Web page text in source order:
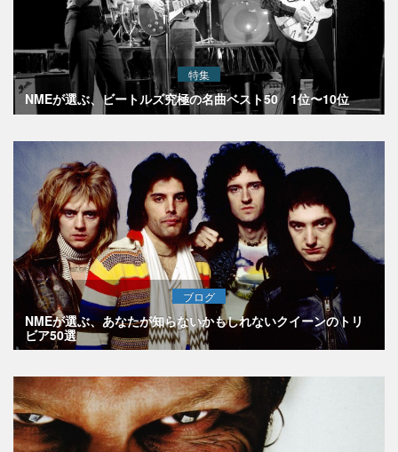
特集
NMEが選ぶ、ビートルズ究極の名曲ベスト50 1位〜10位
ブログ
NMEが選ぶ、あなたが知らないかもしれないクイーンのトリ
ビア50選